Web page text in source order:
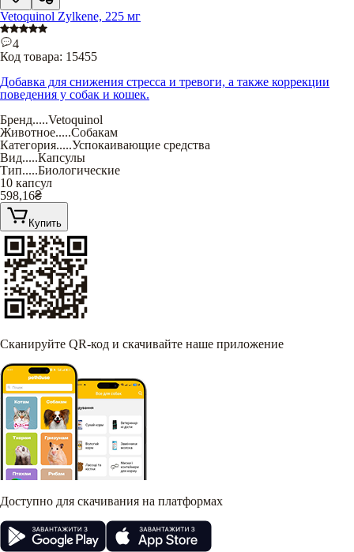
Vetoquinol Zylkene, 225 мг
4
Код товара: 15455
Добавка для снижения стресса и тревоги, а также коррекции
поведения у собак и кошек.
Бренд.....Vetoquinol
Животное.....Собакам
Категория.....Успокаивающие средства
Вид.....Капсулы
Тип.....Биологические
10 капсул
598,16₴
Купить
Сканируйте QR-код и скачивайте наше приложение
Доступно для скачивания на платформах